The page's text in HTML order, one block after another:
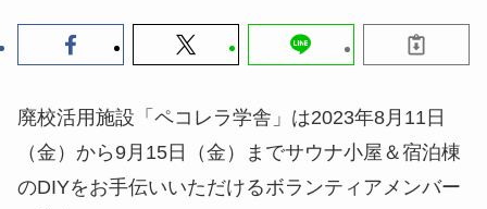
廃校活用施設「ペコレラ学舎」は2023年8月11日
（金）から9月15日（金）までサウナ小屋＆宿泊棟
のDIYをお手伝いいただけるボランティアメンバー